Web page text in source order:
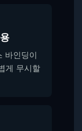
바인딩이
게 무시할